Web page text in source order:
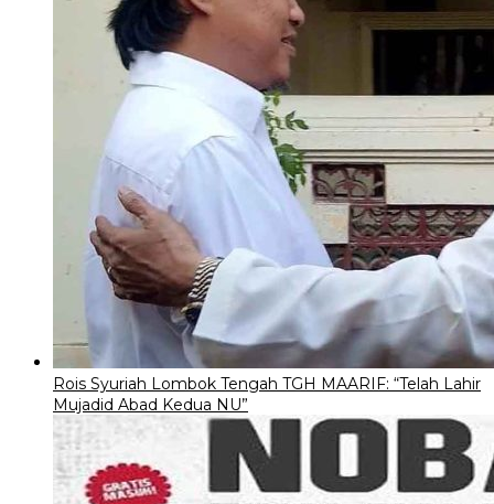
Rois Syuriah Lombok Tengah TGH MAARIF: “Telah Lahir
Mujadid Abad Kedua NU”